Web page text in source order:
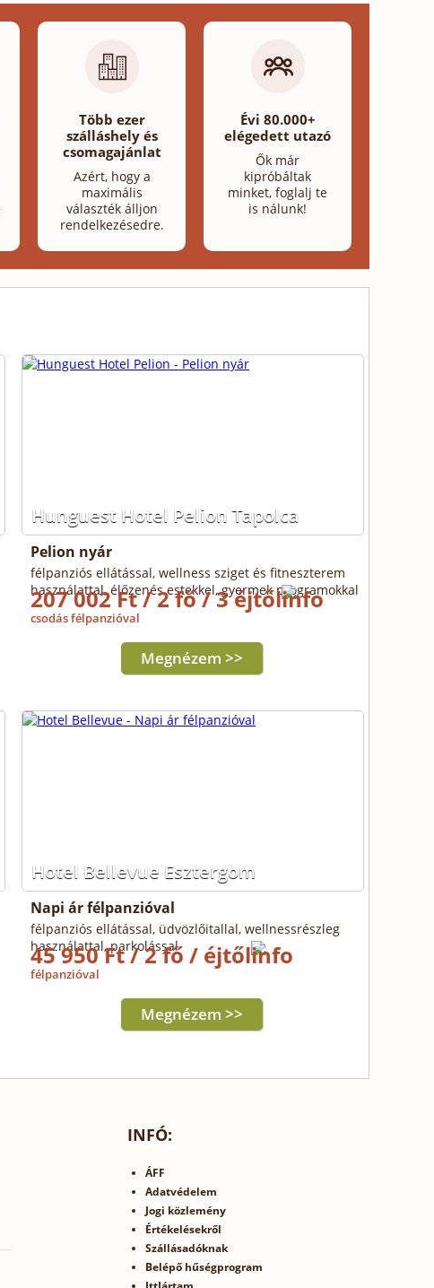
Több ezer
szálláshely és
csomagajánlat
Azért, hogy a
maximális
választék álljon
rendelkezésedre.
Évi 80.000+
elégedett utazó
Ők már
kipróbáltak
minket, foglalj te
is nálunk!
Hunguest Hotel Pelion Tapolca
Pelion nyár
félpanziós ellátással, wellness sziget és fitneszterem
használattal, élőzenés estekkel, gyermek programokkal
207 002 Ft / 2 fő / 3 éjtől
csodás félpanzióval
Megnézem >>
Hotel Bellevue Esztergom
Napi ár félpanzióval
félpanziós ellátással, üdvözlőitallal, wellnessrészleg
használattal, parkolással
45 950 Ft / 2 fő / éjtől
félpanzióval
Megnézem >>
INFÓ:
ÁFF
Adatvédelem
Jogi közlemény
Értékelésekről
Szállásadóknak
Belépő hűségprogram